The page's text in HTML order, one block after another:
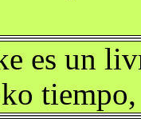
es un